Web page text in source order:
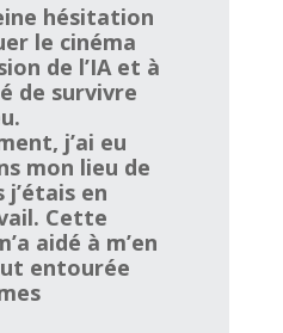
hésitation
le cinéma
de l’IA et à
de survivre
j’ai eu
mon lieu de
en
Cette
aidé à m’en
entourée